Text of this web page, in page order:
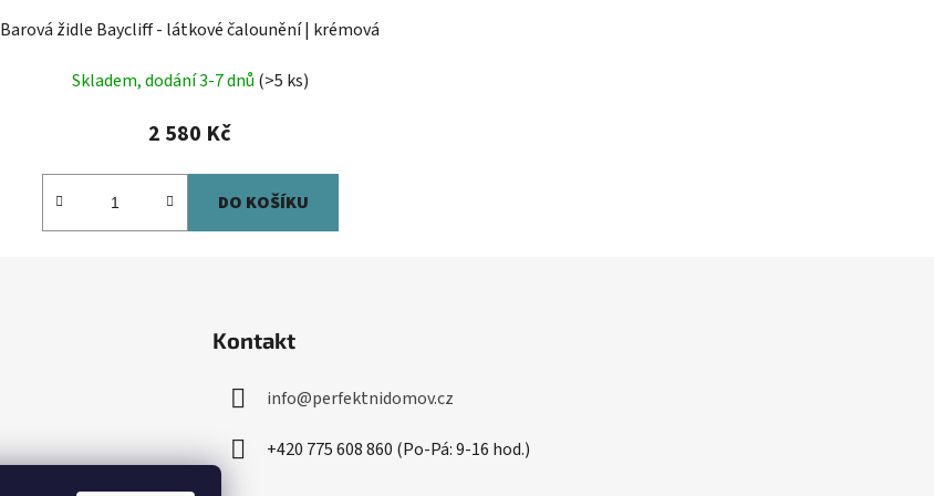
Barová židle Baycliff - látkové čalounění | krémová
Skladem, dodání 3-7 dnů (>5 ks)
2 580 Kč
DO KOŠÍKU
Kontakt
info@perfektnidomov.cz
+420 775 608 860 (Po-Pá: 9-16 hod.)